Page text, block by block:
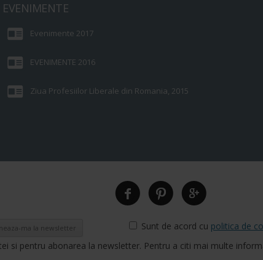
EVENIMENTE
Evenimente 2017
EVENIMENTE 2016
Ziua Profesiilor Liberale din Romania, 2015
Sunt de acord cu politica de
si pentru abonarea la newsletter. Pentru a citi mai multe